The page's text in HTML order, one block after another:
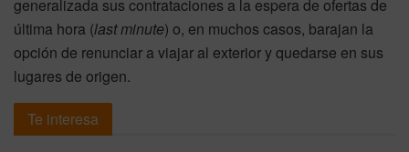
generalizada sus contrataciones a la espera de ofertas de
última hora (last minute) o, en muchos casos, barajan la
opción de renunciar a viajar al exterior y quedarse en sus
lugares de origen.
Te interesa